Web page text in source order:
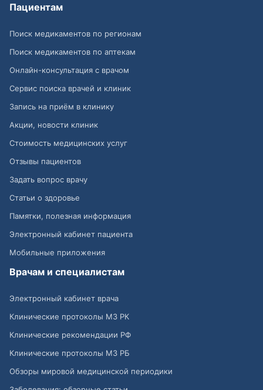
Пациентам
Поиск медикаментов по регионам
Поиск медикаментов по аптекам
Онлайн-консультация с врачом
Сервис поиска врачей и клиник
Запись на приём в клинику
Акции, новости клиник
Стоимость медицинских услуг
Отзывы пациентов
Задать вопрос врачу
Статьи о здоровье
Памятки, полезная информация
Электронный кабинет пациента
Мобильные приложения
Врачам и специалистам
Электронный кабинет врача
Клинические протоколы МЗ РК
Клинические рекомендации РФ
Клинические протоколы МЗ РБ
Обзоры мировой медицинской периодики